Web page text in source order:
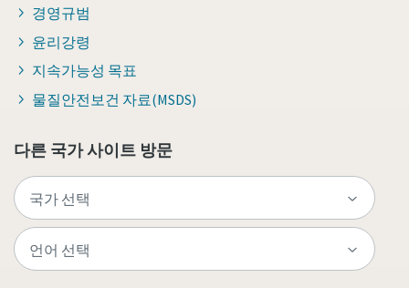
경영규범
윤리강령
지속가능성 목표
물질안전보건 자료(MSDS)
다른 국가 사이트 방문